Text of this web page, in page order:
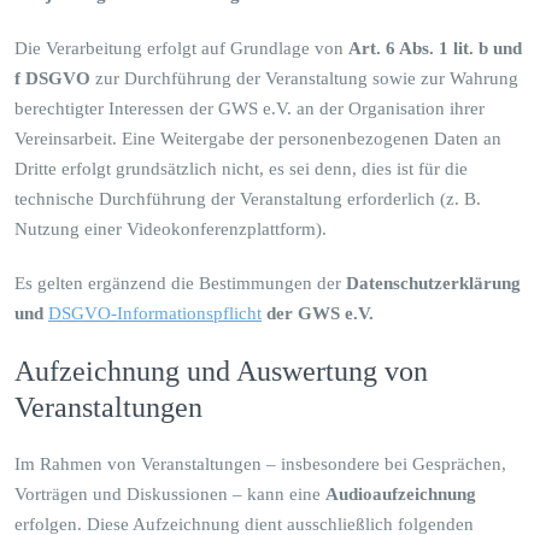
Die Verarbeitung erfolgt auf Grundlage von Art. 6 Abs. 1 lit. b und
f DSGVO zur Durchführung der Veranstaltung sowie zur Wahrung
berechtigter Interessen der GWS e.V. an der Organisation ihrer
Vereinsarbeit. Eine Weitergabe der personenbezogenen Daten an
Dritte erfolgt grundsätzlich nicht, es sei denn, dies ist für die
technische Durchführung der Veranstaltung erforderlich (z. B.
Nutzung einer Videokonferenzplattform).
Es gelten ergänzend die Bestimmungen der Datenschutzerklärung
und DSGVO-Informationspflicht der GWS e.V.
Aufzeichnung und Auswertung von
Veranstaltungen
Im Rahmen von Veranstaltungen – insbesondere bei Gesprächen,
Vorträgen und Diskussionen – kann eine Audioaufzeichnung
erfolgen. Diese Aufzeichnung dient ausschließlich folgenden